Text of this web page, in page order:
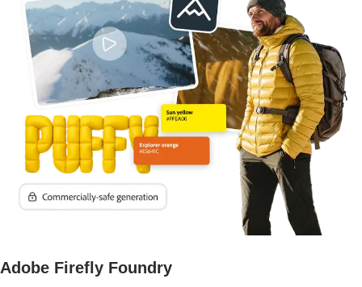
Adobe Firefly Foundry